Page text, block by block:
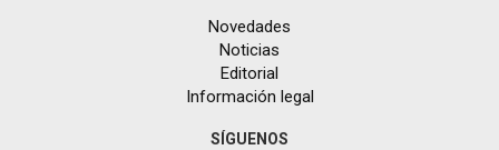
Novedades
Noticias
Editorial
Información legal
SÍGUENOS